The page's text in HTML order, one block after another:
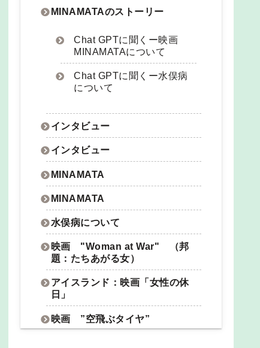
MINAMATAのストーリー
Chat GPTに聞くー映画
MINAMATAについて
Chat GPTに聞くー水俣病
について
インタビュー
インタビュー
MINAMATA
MINAMATA
水俣病について
映画 "Woman at War" （邦
題：たちあがる女）
アイスランド：映画「女性の休
日」
映画 ”空飛ぶタイヤ”